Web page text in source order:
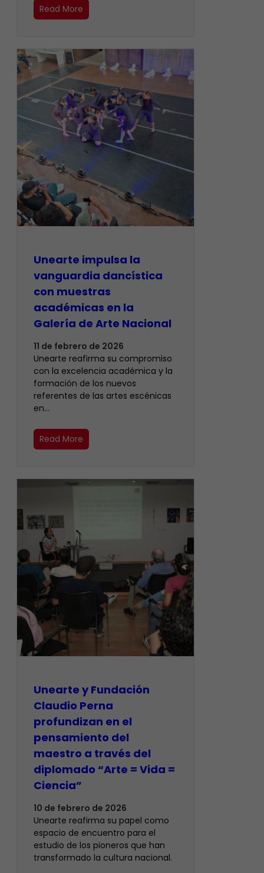
Read More
Unearte impulsa la
vanguardia dancística
con muestras
académicas en la
Galería de Arte Nacional
11 de febrero de 2026
Unearte reafirma su compromiso
con la excelencia académica y la
formación de los nuevos
referentes de las artes escénicas
en…
Read More
​Unearte y Fundación
Claudio Perna
profundizan en el
pensamiento del
maestro a través del
diplomado “Arte = Vida =
Ciencia”
10 de febrero de 2026
Unearte reafirma su papel como
espacio de encuentro para el
estudio de los pioneros que han
transformado la cultura nacional.